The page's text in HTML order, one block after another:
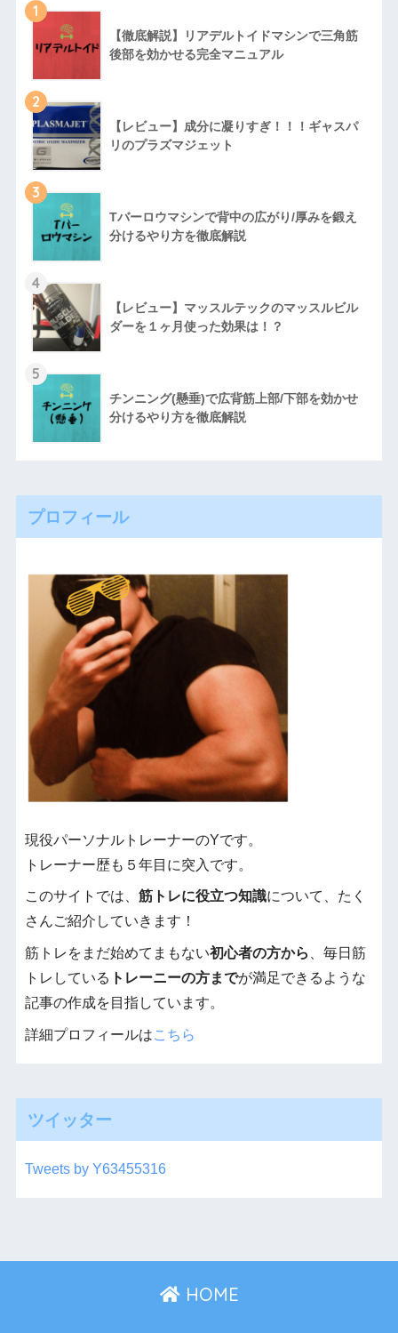
1
【徹底解説】リアデルトイドマシンで三角筋
後部を効かせる完全マニュアル
2
【レビュー】成分に凝りすぎ！！！ギャスパ
リのプラズマジェット
3
Tバーロウマシンで背中の広がり/厚みを鍛え
分けるやり方を徹底解説
4
【レビュー】マッスルテックのマッスルビル
ダーを１ヶ月使った効果は！？
5
チンニング(懸垂)で広背筋上部/下部を効かせ
分けるやり方を徹底解説
プロフィール
現役パーソナルトレーナーのYです。
トレーナー歴も５年目に突入です。
このサイトでは、 筋トレに役立つ知識について、たく
さんご紹介していきます！
筋トレをまだ始めてまもない初心者の方から
、毎日筋
トレしている トレーニーの方までが満足できるような
記事の作成を目指しています。
詳細プロフィールはこちら
ツイッター
Tweets by Y63455316
HOME